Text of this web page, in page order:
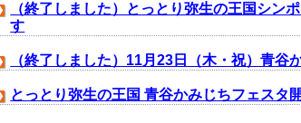
（終了しました）とっとり弥生の王国シン
す
（終了しました）11月23日（木・祝）青谷
とっとり弥生の王国 青谷かみじちフェスタ